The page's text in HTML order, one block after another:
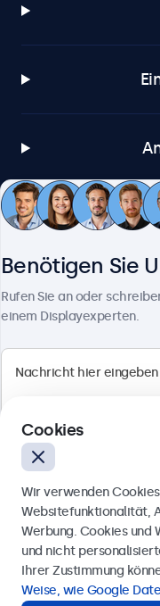
Deutsch
Benötigen Sie
Rufen Sie an oder
einem Displayexperten.
Rufen Sie uns
Cookies
Wir verwenden
Websitefunktionalität,
Werbung. Cookies und
und nicht
Ihrer Zustimmung
Weise, wie Google